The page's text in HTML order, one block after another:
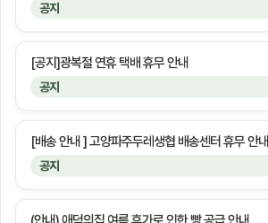
공지
공지
[공지]광복절 연휴 택배 휴무 안내
공지
[배송 안내 ] 고양파주두레생협 배송센터 휴무 안내